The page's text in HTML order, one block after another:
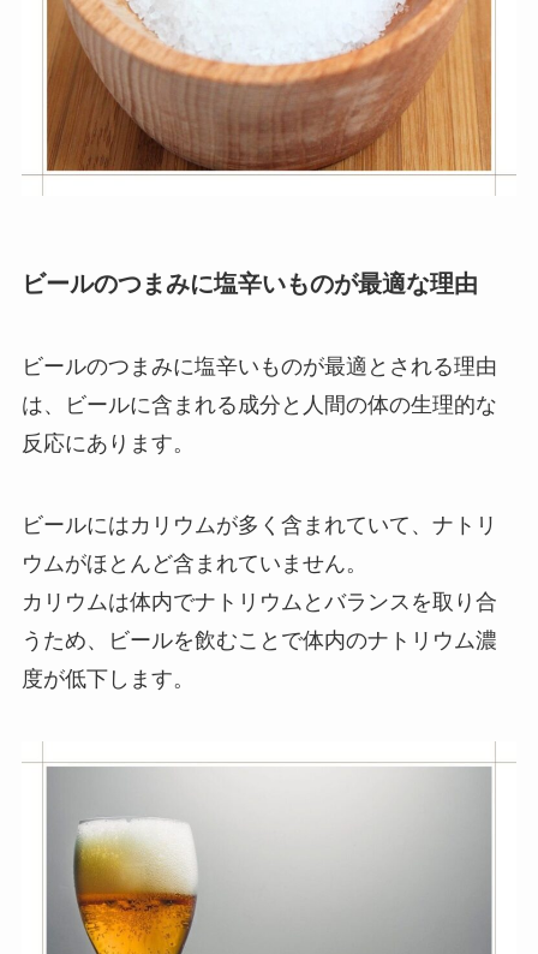
ビールのつまみに塩辛いものが最適な理由
ビールのつまみに塩辛いものが最適とされる理由
は、ビールに含まれる成分と人間の体の生理的な
反応にあります。
ビールにはカリウムが多く含まれていて、ナトリ
ウムがほとんど含まれていません。
カリウムは体内でナトリウムとバランスを取り合
うため、ビールを飲むことで体内のナトリウム濃
度が低下します。